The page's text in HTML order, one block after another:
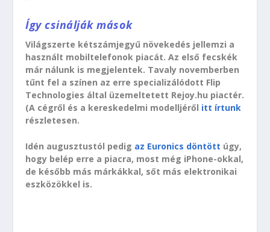
Így csinálják mások
Világszerte kétszámjegyű növekedés jellemzi a
használt mobiltelefonok piacát. Az első fecskék
már nálunk is megjelentek. Tavaly novemberben
tűnt fel a színen az erre specializálódott Flip
Technologies által üzemeltetett Rejoy.hu piactér.
(A cégről és a kereskedelmi modelljéről itt írtunk
részletesen.
Idén augusztustól pedig az Euronics döntött úgy,
hogy belép erre a piacra, most még iPhone-okkal,
de később más márkákkal, sőt más elektronikai
eszközökkel is.